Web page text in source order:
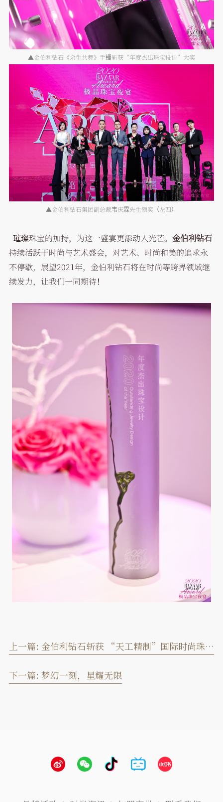
▲金伯利钻石《余生共舞》手镯斩获“年度杰出珠宝设计”大奖
▲金伯利钻石集团副总裁韦庆霖先生领奖（左四）
璀璨珠宝的加持，为这一盛宴更添动人光芒。 金伯利钻石
持续活跃于时尚与艺术盛会，对艺术、时尚和美的追求永
不停歇，展望2021年，金伯利钻石将在时尚等跨界领域继
续发力，让我们一同期待！
上一篇: 金伯利钻石斩获 “天工精制”国际时尚珠宝设计大赛三项大奖
下一篇: 梦幻一刻，星耀无限